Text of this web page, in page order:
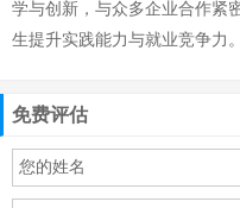
学与创新，与众多企业合作紧
生提升实践能力与就业竞争力。
免费评估